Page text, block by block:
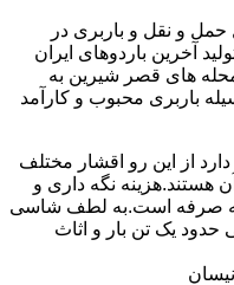
حمل و نقل و باربری در
آخرین باردوهای ایران
های قصر شیرین به
باربری محبوب و کارآمد
از این رو اقشار مختلف
هستند.هزینه نگه داری و
به صرفه است.به لطف شاسی
حدود یک تن بار و اثاث